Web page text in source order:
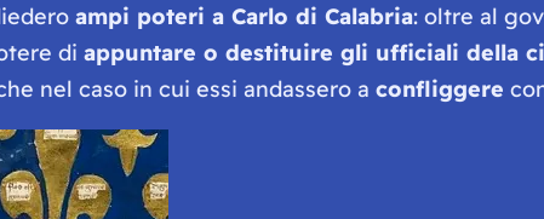
ampi poteri a Carlo di Calabria: oltre al
di appuntare o destituire gli ufficiali della
nel caso in cui essi andassero a confliggere